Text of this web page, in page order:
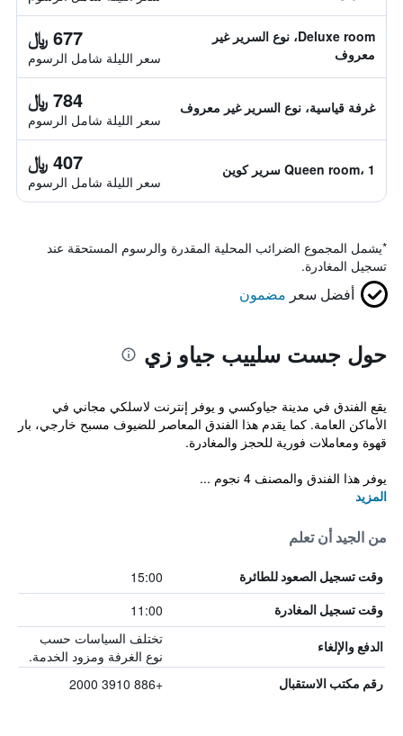
Deluxe room، نوع السرير غير
معروف
677 ﷼
سعر الليلة شامل الرسوم
غرفة قياسية، نوع السرير غير معروف 784 ﷼
سعر الليلة شامل الرسوم
Queen room، 1 سرير كوين 407 ﷼
سعر الليلة شامل الرسوم
*يشمل المجموع الضرائب المحلية المقدرة والرسوم المستحقة عند
تسجيل المغادرة.
أفضل سعر مضمون
حول جست سلييب جياو زي
يقع الفندق في مدينة جياوكسي و يوفر إنترنت لاسلكي مجاني في
الأماكن العامة. كما يقدم هذا الفندق المعاصر للضيوف مسبح خارجي، بار
قهوة ومعاملات فورية للحجز والمغادرة.
يوفر هذا الفندق والمصنف 4 نجوم ...
المزيد
من الجيد أن تعلم
وقت تسجيل الصعود للطائرة 15:00
وقت تسجيل المغادرة 11:00
الدفع والإلغاء
تختلف السياسات حسب
نوع الغرفة ومزود الخدمة.
رقم مكتب الاستقبال +886 3910 2000